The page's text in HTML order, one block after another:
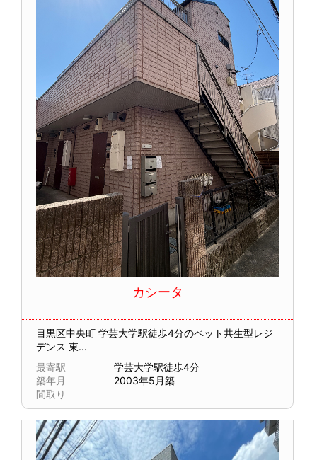
カシータ
目黒区中央町学芸大学駅徒歩4分のペット共生型レジ
デンス 東...
最寄駅
学芸大学駅徒歩4分
築年月
2003年5月築
間取り